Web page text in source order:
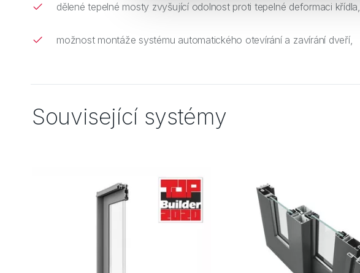
dělené tepelné mosty zvyšující odolnost proti tepelné deformaci křídla,
možnost montáže systému automatického otevírání a zavírání dveří,
Související systémy